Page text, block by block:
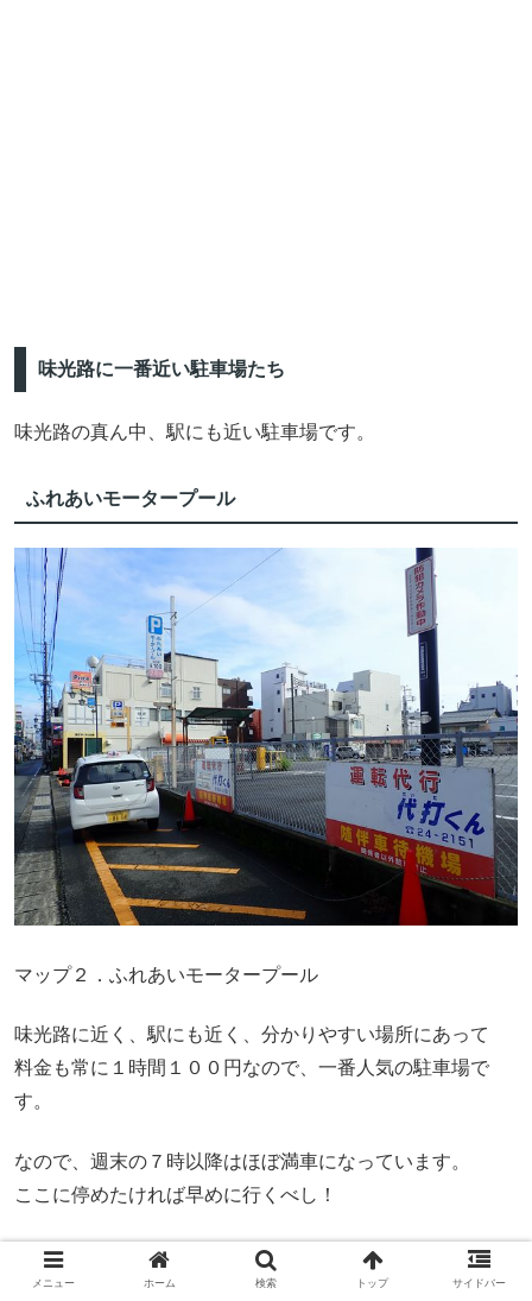
味光路に一番近い駐車場たち
味光路の真ん中、駅にも近い駐車場です。
ふれあいモータープール
マップ２．ふれあいモータープール
味光路に近く、駅にも近く、分かりやすい場所にあって
料金も常に１時間１００円なので、一番人気の駐車場で
す。
なので、週末の７時以降はほぼ満車になっています。
ここに停めたければ早めに行くべし！
余談ですが、地元の人間はこの駐車場の事を「けんしんの
駐車場」と言うので
メニュー ホーム 検索 トップ サイドバー